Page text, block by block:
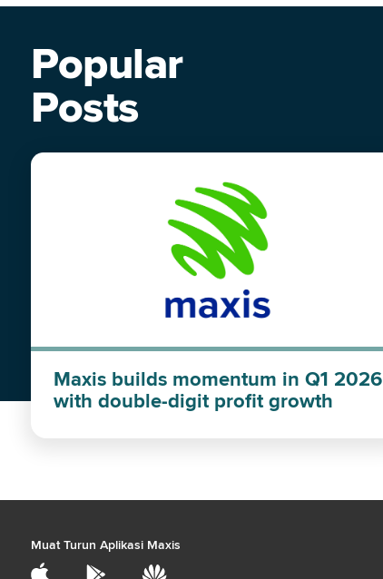
Popular
Posts
Maxis builds momentum in Q1 2026
with double-digit profit growth
Muat Turun Aplikasi Maxis